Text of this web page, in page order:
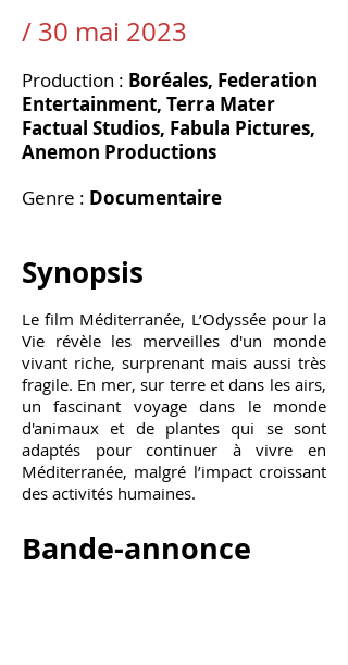
/ 30 mai 2023
Production : Boréales, Federation
Entertainment, Terra Mater
Factual Studios, Fabula Pictures,
Anemon Productions
Genre : Documentaire
Synopsis
Le film Méditerranée, L’Odyssée pour la
Vie révèle les merveilles d'un monde
vivant riche, surprenant mais aussi très
fragile. En mer, sur terre et dans les airs,
un fascinant voyage dans le monde
d'animaux et de plantes qui se sont
adaptés pour continuer à vivre en
Méditerranée, malgré l’impact croissant
des activités humaines.
Bande-annonce